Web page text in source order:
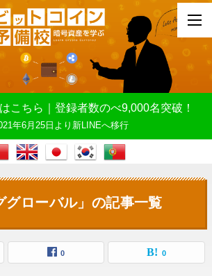
こちら｜登録者数のべ9,000名突破！
年6月25日より新LINEへ移行
グローバル」の記事一覧
0 0